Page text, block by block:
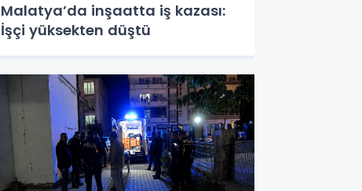
Malatya’da inşaatta iş kazası:
İşçi yüksekten düştü